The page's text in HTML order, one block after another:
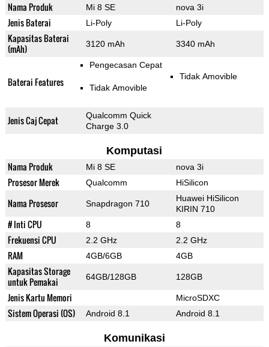
Nama Produk Mi 8 SE nova 3i
Jenis Baterai Li-Poly Li-Poly
Kapasitas Baterai
(mAh)
3120 mAh 3340 mAh
Baterai Features
Pengecasan Cepat
Tidak Amovible
Tidak Amovible
Jenis Caj Cepat
Qualcomm Quick
Charge 3.0
Komputasi
Nama Produk Mi 8 SE nova 3i
Prosesor Merek Qualcomm HiSilicon
Nama Prosesor Snapdragon 710
Huawei HiSilicon
KIRIN 710
# Inti CPU 8 8
Frekuensi CPU 2.2 GHz 2.2 GHz
RAM 4GB/6GB 4GB
Kapasitas Storage
untuk Pemakai
64GB/128GB 128GB
Jenis Kartu Memori MicroSDXC
Sistem Operasi (OS) Android 8.1 Android 8.1
Komunikasi